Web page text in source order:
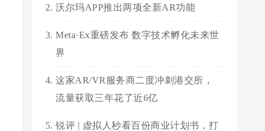
沃尔玛APP推出两项全新AR功能
Meta·Ex重磅发布 数字技术孵化未来世
界
这家AR/VR服务商二度冲刺港交所，
流量获取三年花了近6亿
锐评 | 虚拟人秒看百份商业计划书，打